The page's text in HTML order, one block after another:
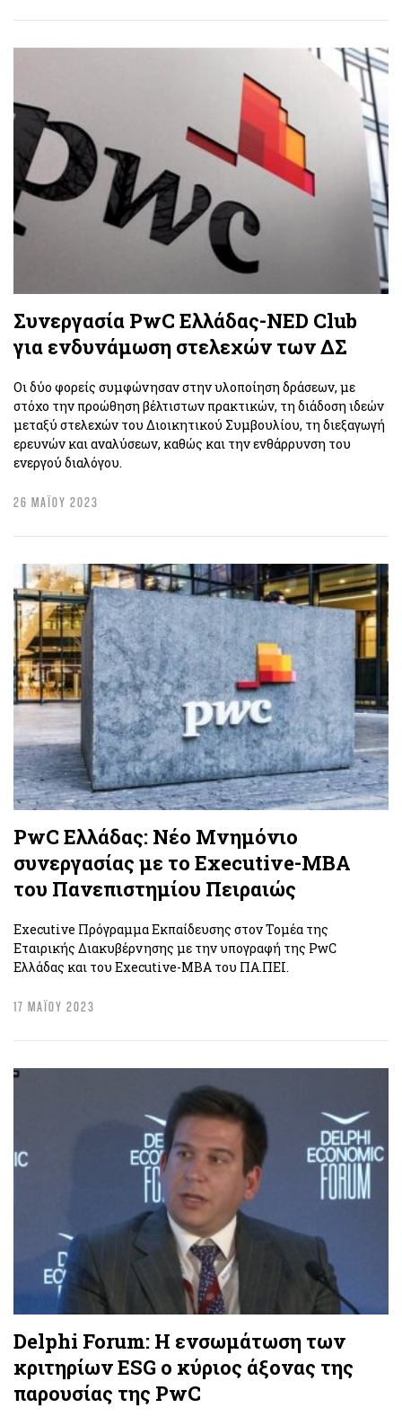
Συνεργασία PwC Ελλάδας-NED Club
για ενδυνάμωση στελεχών των ΔΣ
Οι δύο φορείς συμφώνησαν στην υλοποίηση δράσεων, με
στόχο την προώθηση βέλτιστων πρακτικών, τη διάδοση ιδεών
μεταξύ στελεχών του Διοικητικού Συμβουλίου, τη διεξαγωγή
ερευνών και αναλύσεων, καθώς και την ενθάρρυνση του
ενεργού διαλόγου.
26 ΜΑΪΟΥ 2023
PwC Ελλάδας: Νέο Μνημόνιο
συνεργασίας με το Executive-MBA
του Πανεπιστημίου Πειραιώς
Executive Πρόγραμμα Εκπαίδευσης στον Τομέα της
Εταιρικής Διακυβέρνησης με την υπογραφή της PwC
Ελλάδας και του Executive-MBA του ΠΑ.ΠΕΙ.
17 ΜΑΪΟΥ 2023
Delphi Forum: Η ενσωμάτωση των
κριτηρίων ESG ο κύριος άξονας της
παρουσίας της PwC